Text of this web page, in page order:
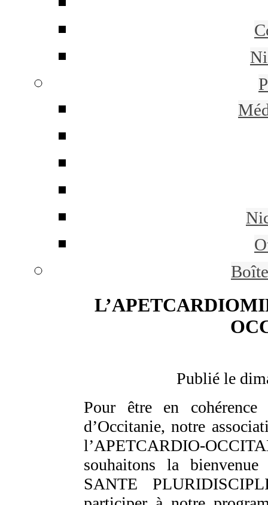
Publié le
Pour être en
d’Occitanie, notre
l’APETCARDIO-
souhaitons la
SANTE